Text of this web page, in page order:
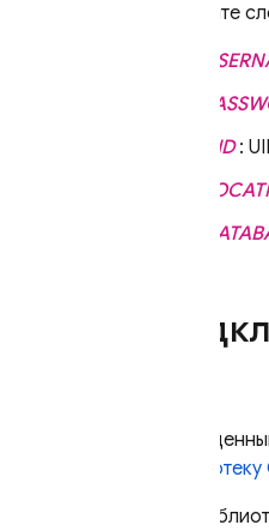
Замените
UID:
Эта